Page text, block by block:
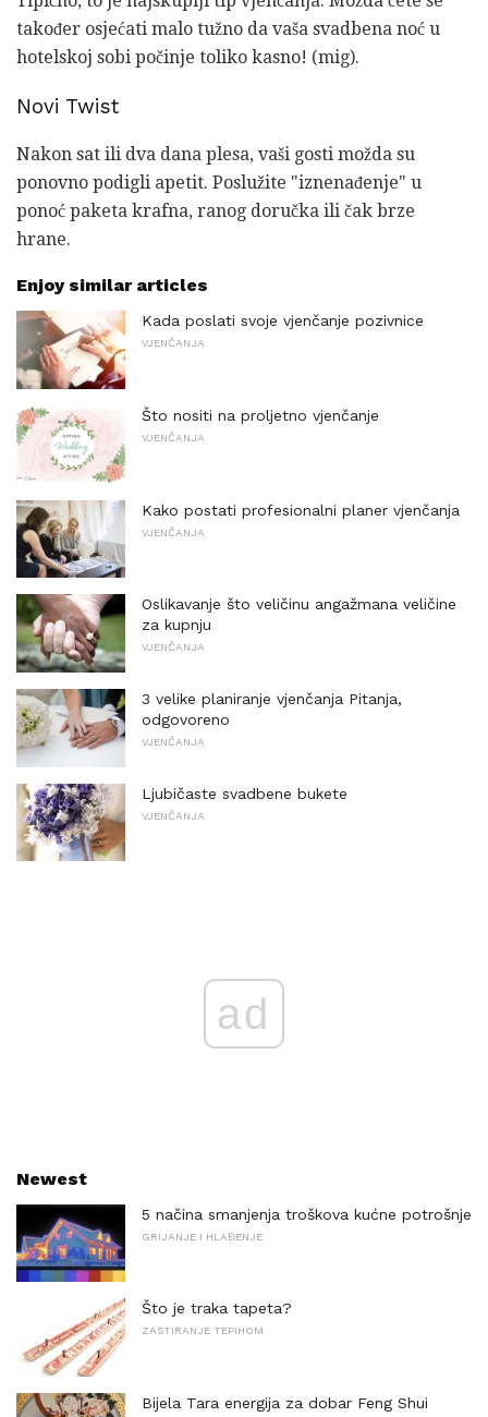
također osjećati malo tužno da vaša svadbena noć u
hotelskoj sobi počinje toliko kasno! (mig).
Novi Twist
Nakon sat ili dva dana plesa, vaši gosti možda su
ponovno podigli apetit. Poslužite "iznenađenje" u
ponoć paketa krafna, ranog doručka ili čak brze
hrane.
Enjoy similar articles
Kada poslati svoje vjenčanje pozivnice
VJENČANJA
Što nositi na proljetno vjenčanje
VJENČANJA
Kako postati profesionalni planer vjenčanja
VJENČANJA
Oslikavanje što veličinu angažmana veličine
za kupnju
VJENČANJA
3 velike planiranje vjenčanja Pitanja,
odgovoreno
VJENČANJA
Ljubičaste svadbene bukete
VJENČANJA
ad
Newest
5 načina smanjenja troškova kućne potrošnje
GRIJANJE I HLAĐENJE
Što je traka tapeta?
ZASTIRANJE TEPIHOM
Bijela Tara energija za dobar Feng Shui